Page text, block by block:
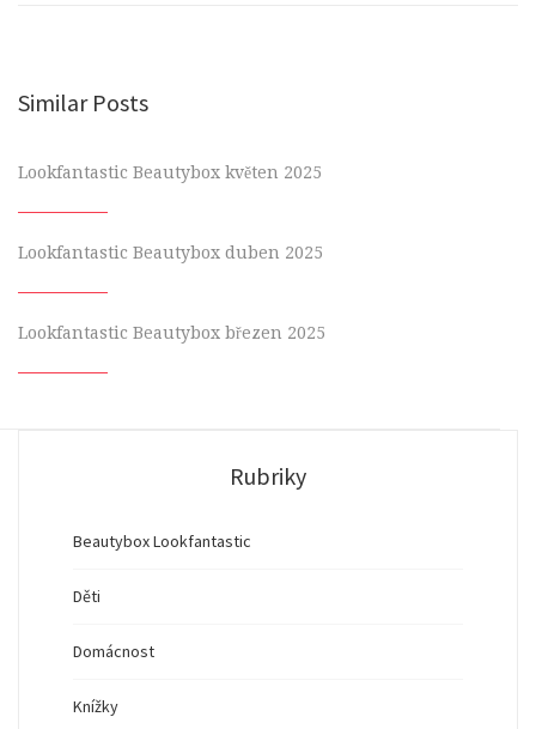
Similar Posts
Lookfantastic Beautybox květen 2025
Lookfantastic Beautybox duben 2025
Lookfantastic Beautybox březen 2025
Rubriky
Beautybox Lookfantastic
Děti
Domácnost
Knížky